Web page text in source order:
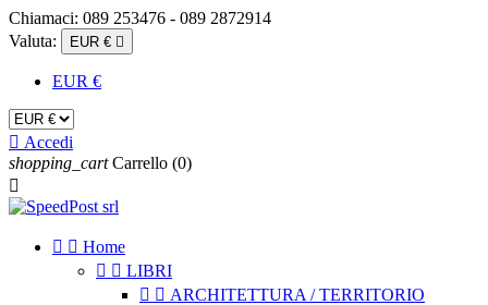
Chiamaci: 089 253476 - 089 2872914
Valuta:
EUR € 
EUR €
 Accedi
shopping_cart Carrello (0)

  Home
  LIBRI
  ARCHITETTURA / TERRITORIO